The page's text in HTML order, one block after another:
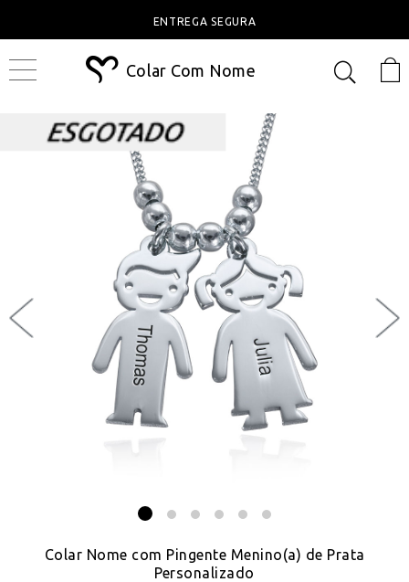
ENTREGA SEGURA
Colar Com Nome
Colar Nome com Pingente Menino(a) de Prata
Personalizado